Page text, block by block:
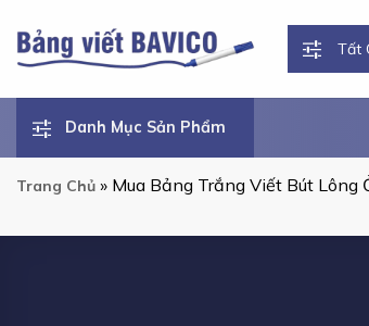
đến
nội
dung
Danh Mục Sản Phẩm
Trang Chủ » Mua Bảng Trắng Viết Bút Lông